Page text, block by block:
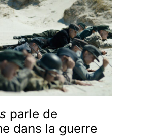
parle de
dans la guerre